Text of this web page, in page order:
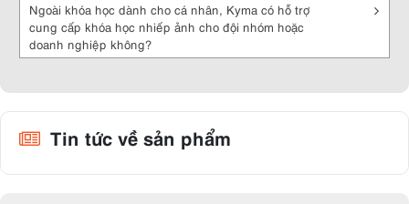
Ngoài khóa học dành cho cá nhân, Kyma có hỗ trợ
cung cấp khóa học nhiếp ảnh cho đội nhóm hoặc
doanh nghiệp không?
Tin tức về sản phẩm